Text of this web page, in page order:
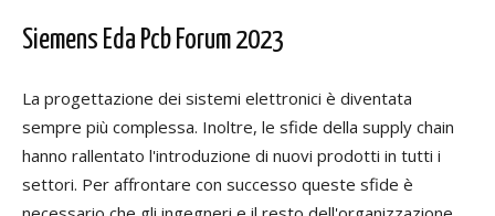
Siemens Eda Pcb Forum 2023
La progettazione dei sistemi elettronici è diventata
sempre più complessa. Inoltre, le sfide della supply chain
hanno rallentato l'introduzione di nuovi prodotti in tutti i
settori. Per affrontare con successo queste sfide è